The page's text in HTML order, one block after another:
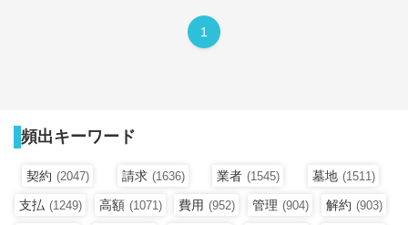
1
頻出キーワード
契約 (2047) 請求 (1636) 業者 (1545) 墓地 (1511)
支払 (1249) 高額 (1071) 費用 (952) 管理 (904) 解約 (903)